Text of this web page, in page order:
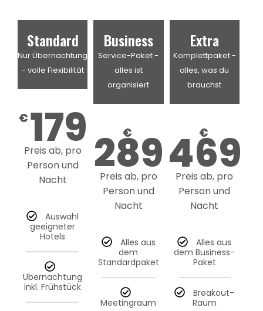
Standard
Nur Übernachtung
- volle Flexibilität
€179
Preis ab, pro
Person und
Nacht
Auswahl
geeigneter
Hotels
Übernachtung
inkl. Frühstück
Business
Service-Paket -
alles ist
organisiert
€
289
Preis ab, pro
Person und
Nacht
Alles aus
dem
Standardpaket
Meetingraum
Extra
Komplettpaket -
alles, was du
brauchst
€
469
Preis ab, pro
Person und
Nacht
Alles aus
dem Business-
Paket
Breakout-
Raum